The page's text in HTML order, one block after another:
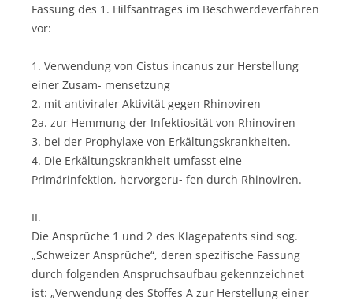
Fassung des 1. Hilfsantrages im Beschwerdeverfahren
vor:
1. Verwendung von Cistus incanus zur Herstellung
einer Zusam- mensetzung
2. mit antiviraler Aktivität gegen Rhinoviren
2a. zur Hemmung der Infektiosität von Rhinoviren
3. bei der Prophylaxe von Erkältungskrankheiten.
4. Die Erkältungskrankheit umfasst eine
Primärinfektion, hervorgeru- fen durch Rhinoviren.
II.
Die Ansprüche 1 und 2 des Klagepatents sind sog.
„Schweizer Ansprüche“, deren spezifische Fassung
durch folgenden Anspruchsaufbau gekennzeichnet
ist: „Verwendung des Stoffes A zur Herstellung einer